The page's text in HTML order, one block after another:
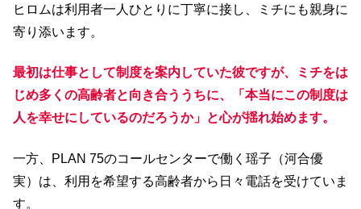
ヒロムは利用者一人ひとりに丁寧に接し、ミチにも親身に
寄り添います。
最初は仕事として制度を案内していた彼ですが、ミチをは
じめ多くの高齢者と向き合ううちに、「本当にこの制度は
人を幸せにしているのだろうか」と心が揺れ始めます。
一方、PLAN 75のコールセンターで働く瑶子（河合優
実）は、利用を希望する高齢者から日々電話を受けていま
す。